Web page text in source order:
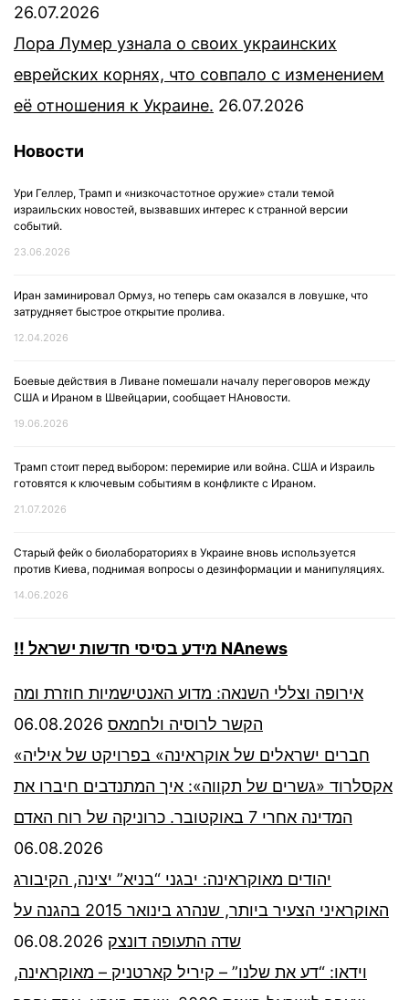
26.07.2026
Лора Лумер узнала о своих украинских
еврейских корнях, что совпало с изменением
её отношения к Украине. 26.07.2026
Новости
Ури Геллер, Трамп и «низкочастотное оружие» стали темой
израильских новостей, вызвавших интерес к странной версии
событий.
23.06.2026
Иран заминировал Ормуз, но теперь сам оказался в ловушке, что
затрудняет быстрое открытие пролива.
12.04.2026
Боевые действия в Ливане помешали началу переговоров между
США и Ираном в Швейцарии, сообщает НАновости.
19.06.2026
Трамп стоит перед выбором: перемирие или война. США и Израиль
готовятся к ключевым событиям в конфликте с Ираном.
21.07.2026
Старый фейк о биолабораториях в Украине вновь используется
против Киева, поднимая вопросы о дезинформации и манипуляциях.
14.06.2026
!! מידע בסיסי חדשות ישראל NAnews
אירופה וצללי השנאה: מדוע האנטישמיות חוזרת ומה
הקשר לרוסיה ולחמאס 06.08.2026
«חברים ישראלים של אוקראינה» בפרויקט של איליה
אקסלרוד «גשרים של תקווה»: איך המתנדבים חיברו את
המדינה אחרי 7 באוקטובר. כרוניקה של רוח האדם
06.08.2026
יהודים מאוקראינה: יבגני “בניא” יצינה, הקיבורג
האוקראיני הצעיר ביותר, שנהרג בינואר 2015 בהגנה על
שדה התעופה דונצק 06.08.2026
וידאו: “דע את שלנו” – קיריל קארטניק – מאוקראינה,